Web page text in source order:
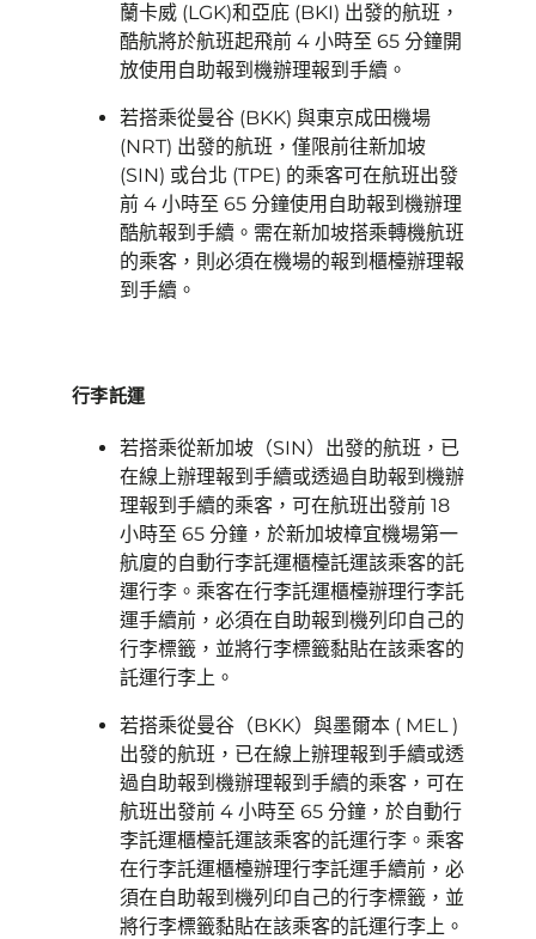
蘭卡威 (LGK)和亞庇 (BKI) 出發的航班，
酷航將於航班起飛前 4 小時至 65 分鐘開
放使用自助報到機辦理報到手續。
若搭乘從曼谷 (BKK) 與東京成田機場
(NRT) 出發的航班，僅限前往新加坡
(SIN) 或台北 (TPE) 的乘客可在航班出發
前 4 小時至 65 分鐘使用自助報到機辦理
酷航報到手續。需在新加坡搭乘轉機航班
的乘客，則必須在機場的報到櫃檯辦理報
到手續。
行李託運
若搭乘從新加坡（SIN）出發的航班，已
在線上辦理報到手續或透過自助報到機辦
理報到手續的乘客，可在航班出發前 18
小時至 65 分鐘，於新加坡樟宜機場第一
航廈的自動行李託運櫃檯託運該乘客的託
運行李。乘客在行李託運櫃檯辦理行李託
運手續前，必須在自助報到機列印自己的
行李標籤，並將行李標籤黏貼在該乘客的
託運行李上。
若搭乘從曼谷（BKK）與墨爾本 ( MEL )
出發的航班，已在線上辦理報到手續或透
過自助報到機辦理報到手續的乘客，可在
航班出發前 4 小時至 65 分鐘，於自動行
李託運櫃檯託運該乘客的託運行李。乘客
在行李託運櫃檯辦理行李託運手續前，必
須在自助報到機列印自己的行李標籤，並
將行李標籤黏貼在該乘客的託運行李上。